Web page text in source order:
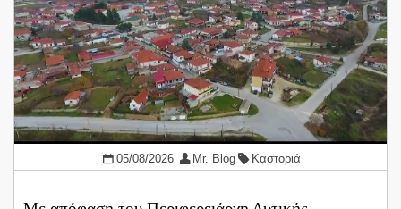
05/08/2026 Mr. Blog Καστοριά